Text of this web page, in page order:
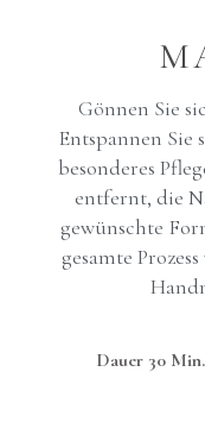
Gönnen Sie
Entspannen Sie
besonderes
entfernt, die
gewünschte
gesamte
Dauer 30